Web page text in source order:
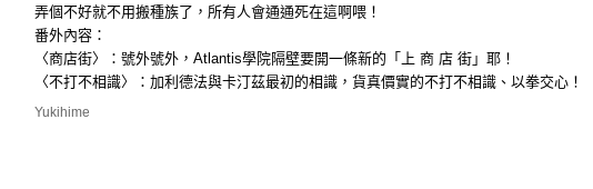
弄個不好就不用搬種族了，所有人會通通死在這啊喂！
番外內容：
〈商店街〉：號外號外，Atlantis學院隔壁要開一條新的「上 商 店 街」耶！
〈不打不相識〉：加利德法與卡汀茲最初的相識，貨真價實的不打不相識、以拳交心！
Yukihime